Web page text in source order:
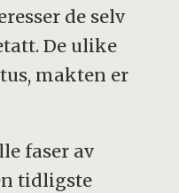
de selv
De ulike
makten er
faser av
tidligste